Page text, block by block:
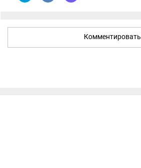
Комментировать